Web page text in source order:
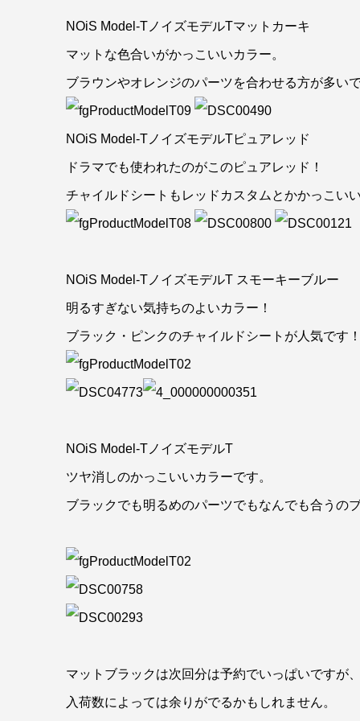
NOiS Model-TノイズモデルTマットカーキ
マットな色合いがかっこいいカラー。
ブラウンやオレンジのパーツを合わせる方が多いで
NOiS Model-TノイズモデルTピュアレッド
ドラマでも使われたのがこのピュアレッド！
チャイルドシートもレッドカスタムとかかっこい
NOiS Model-TノイズモデルT スモーキーブルー
明るすぎない気持ちのよいカラー！
ブラック・ピンクのチャイルドシートが人気です！
NOiS Model-TノイズモデルT
ツヤ消しのかっこいいカラーです。
ブラックでも明るめのパーツでもなんでも合うの
マットブラックは次回分は予約でいっぱいですが、
入荷数によっては余りがでるかもしれません。